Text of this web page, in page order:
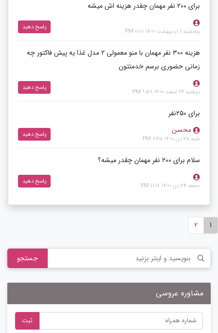
برای ۲۰۰ نفر مهمان چقدر هزینه اش میشه
پنجشنبه 1 اردیبهشت 1401 11:10 PM
پاسخ دهید
هزینه ۳۰۰ نفر مهمان با منو معمولی ۲ مدل غذا یه پیش فاکتور چه
زمانی حضوری برسم خدمتتون
دوشنبه 23 اسفند 1400 9:58 PM
پاسخ دهید
برای ۲۵۰نفر
محسن
شنبه 25 دی 1400 8:35 PM
پاسخ دهید
سلام برای ۲۰۰ نفر مهمان چقدر میشه؟
جمعه 24 دی 1400 11:16 PM
پاسخ دهید
1
2
جستجو
مشاوره عروسی
ثبت